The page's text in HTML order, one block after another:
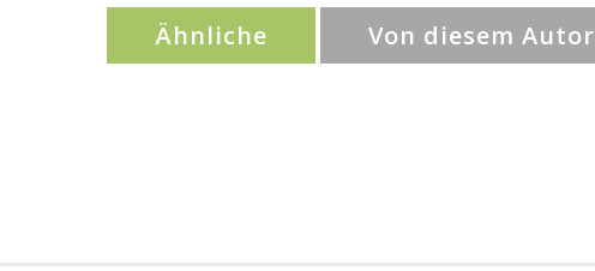
Ähnliche Von diesem Autor